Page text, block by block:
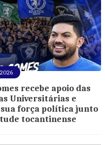
recebe apoio das
Universitárias e
força política junto
tocantinense